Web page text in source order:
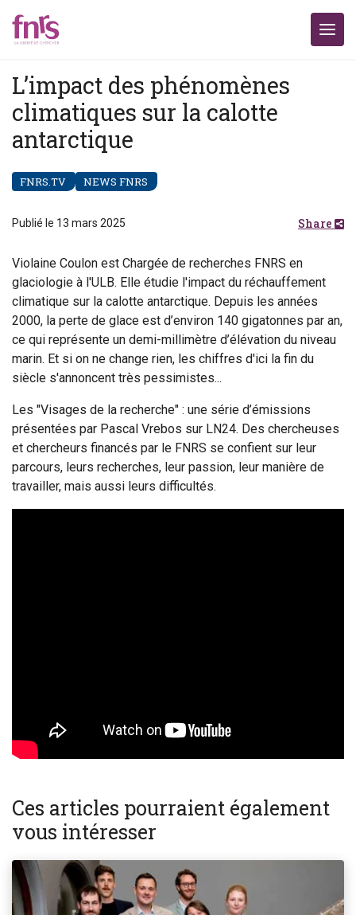
L’impact des phénomènes
climatiques sur la calotte
antarctique
FNRS.TV NEWS FNRS
Publié le 13 mars 2025 Share
Violaine Coulon est Chargée de recherches FNRS en
glaciologie à l'ULB. Elle étudie l'impact du réchauffement
climatique sur la calotte antarctique. Depuis les années
2000, la perte de glace est d’environ 140 gigatonnes par an,
ce qui représente un demi-millimètre d’élévation du niveau
marin. Et si on ne change rien, les chiffres d'ici la fin du
siècle s'annoncent très pessimistes...
Les "Visages de la recherche" : une série d’émissions
présentées par Pascal Vrebos sur LN24. Des chercheuses
et chercheurs financés par le FNRS se confient sur leur
parcours, leurs recherches, leur passion, leur manière de
travailler, mais aussi leurs difficultés.
Ces articles pourraient également
vous intéresser